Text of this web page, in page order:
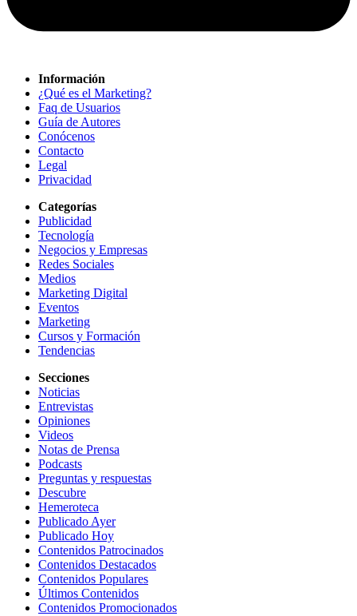
Información
¿Qué es el Marketing?
Faq de Usuarios
Guía de Autores
Conócenos
Contacto
Legal
Privacidad
Categorías
Publicidad
Tecnología
Negocios y Empresas
Redes Sociales
Medios
Marketing Digital
Eventos
Marketing
Cursos y Formación
Tendencias
Secciones
Noticias
Entrevistas
Opiniones
Videos
Notas de Prensa
Podcasts
Preguntas y respuestas
Descubre
Hemeroteca
Publicado Ayer
Publicado Hoy
Contenidos Patrocinados
Contenidos Destacados
Contenidos Populares
Últimos Contenidos
Contenidos Promocionados